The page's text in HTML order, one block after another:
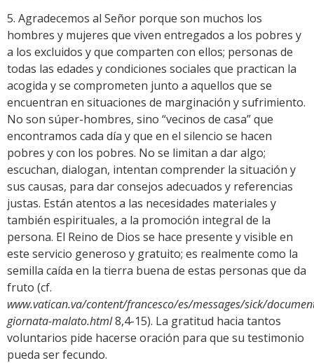
5. Agradecemos al Señor porque son muchos los
hombres y mujeres que viven entregados a los pobres y
a los excluidos y que comparten con ellos; personas de
todas las edades y condiciones sociales que practican la
acogida y se comprometen junto a aquellos que se
encuentran en situaciones de marginación y sufrimiento.
No son súper-hombres, sino “vecinos de casa” que
encontramos cada día y que en el silencio se hacen
pobres y con los pobres. No se limitan a dar algo;
escuchan, dialogan, intentan comprender la situación y
sus causas, para dar consejos adecuados y referencias
justas. Están atentos a las necesidades materiales y
también espirituales, a la promoción integral de la
persona. El Reino de Dios se hace presente y visible en
este servicio generoso y gratuito; es realmente como la
semilla caída en la tierra buena de estas personas que da
fruto (cf.
www.vatican.va/content/francesco/es/messages/sick/
giornata-malato.html8,4-15). La gratitud hacia tantos
voluntarios pide hacerse oración para que su testimonio
pueda ser fecundo.